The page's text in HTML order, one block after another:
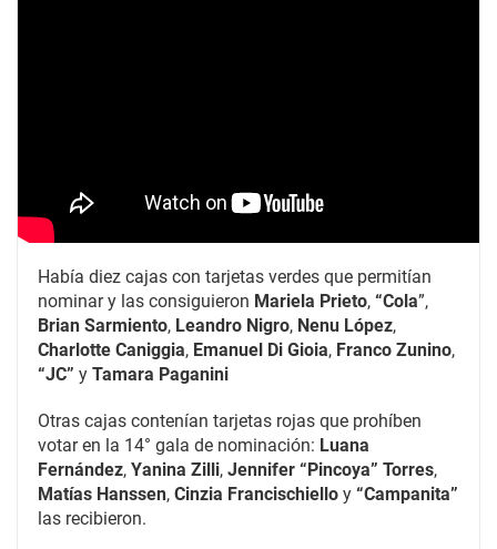
Había diez cajas con tarjetas verdes que permitían
nominar y las consiguieron Mariela Prieto, “Cola”,
Brian Sarmiento, Leandro Nigro, Nenu López,
Charlotte Caniggia, Emanuel Di Gioia, Franco Zunino,
“JC” y Tamara Paganini
Otras cajas contenían tarjetas rojas que prohíben
votar en la 14° gala de nominación: Luana
Fernández, Yanina Zilli, Jennifer “Pincoya” Torres,
Matías Hanssen, Cinzia Francischiello y “Campanita”
las recibieron.